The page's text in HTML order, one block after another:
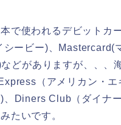
で使われるデビットカ
ービー)、Mastercard(
どがありますが、、、
（アメリカン・エ
、Diners Club（ダイナ
たいです。